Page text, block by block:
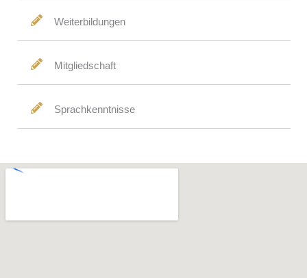
Weiterbildungen
Mitgliedschaft
Sprachkenntnisse